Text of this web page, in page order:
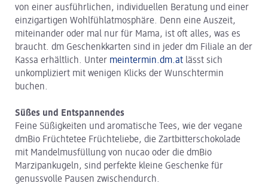
von einer ausführlichen, individuellen Beratung und einer
einzigartigen Wohlfühlatmosphäre. Denn eine Auszeit,
miteinander oder mal nur für Mama, ist oft alles, was es
braucht. dm Geschenkkarten sind in jeder dm Filiale an der
Kassa erhältlich. Unter meintermin.dm.at lässt sich
unkompliziert mit wenigen Klicks der Wunschtermin
buchen.
Süßes und Entspannendes
Feine Süßigkeiten und aromatische Tees, wie der vegane
dmBio Früchtetee Früchteliebe, die Zartbitterschokolade
mit Mandelmusfüllung von nucao oder die dmBio
Marzipankugeln, sind perfekte kleine Geschenke für
genussvolle Pausen zwischendurch.